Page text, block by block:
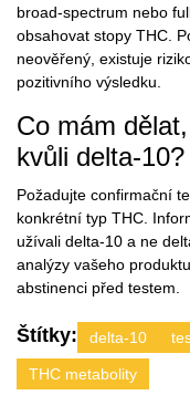
broad-spectrum nebo
obsahovat stopy THC.
neověřený, existuje
pozitivního výsledku.
Co mám
kvůli delta-10?
Požadujte confirmační
konkrétní typ THC.
užívali delta-10 a ne
analýzy vašeho
abstinenci před testem.
Štítky: delta-10
THC metabolity